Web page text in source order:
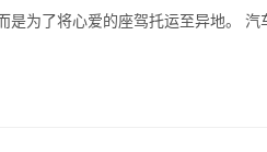
是为了将心爱的座驾托运至异地。 汽